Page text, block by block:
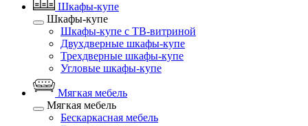
Шкафы-купе
Шкафы-купе
Шкафы-купе с ТВ-витриной
Двухдверные шкафы-купе
Трехдверные шкафы-купе
Угловые шкафы-купе
Мягкая мебель
Мягкая мебель
Бескаркасная мебель